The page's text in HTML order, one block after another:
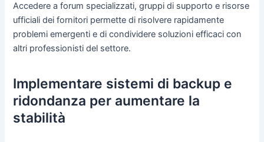
Accedere a forum specializzati, gruppi di supporto e risorse
ufficiali dei fornitori permette di risolvere rapidamente
problemi emergenti e di condividere soluzioni efficaci con
altri professionisti del settore.
Implementare sistemi di backup e
ridondanza per aumentare la
stabilità